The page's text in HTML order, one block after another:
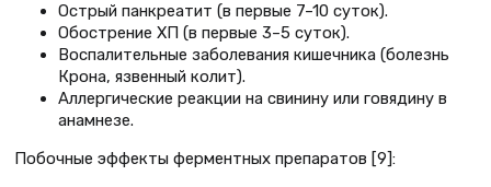
Острый панкреатит (в первые 7–10 суток).
Обострение ХП (в первые 3–5 суток).
Воспалительные заболевания кишечника (болезнь
Крона, язвенный колит).
Аллергические реакции на свинину или говядину в
анамнезе.
Побочные эффекты ферментных препаратов [9]: